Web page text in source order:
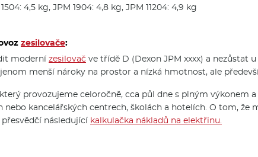
4,5 kg, JPM 1904: 4,8 kg, JPM 11204: 4,9 kg
zesilovače:
moderní zesilovač ve třídě D (Dexon JPM xxxx) a nezůstat
menší nároky na prostor a nízká hmotnost, ale
provozujeme celoročně, cca půl dne s plným výkonem
nebo kancelářských centrech, školách a hotelích. O tom,
přesvědčí následující kalkulačka nákladů na elektřinu.